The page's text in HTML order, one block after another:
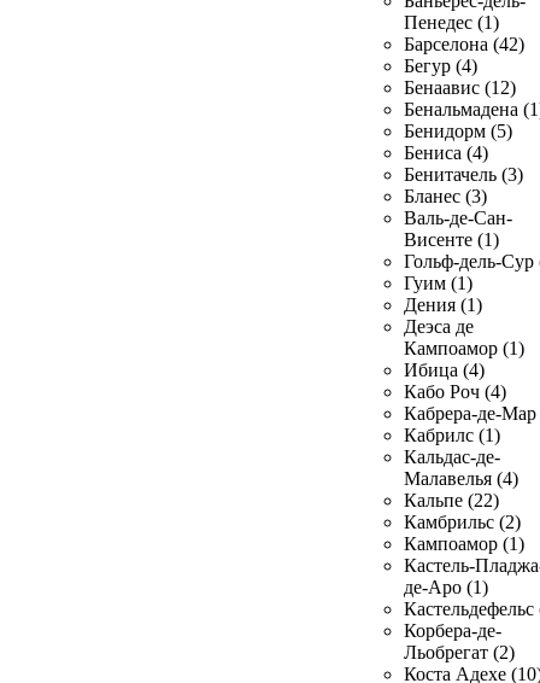
Пенедес (1)
Барселона (42)
Бегур (4)
Бенаавис (12)
Бенальмадена
Бенидорм (5)
Бениса (4)
Бенитачель (3)
Бланес (3)
Валь-де-Сан-
Висенте (1)
Гольф-дель-Сур
Гуим (1)
Дения (1)
Деэса де
Кампоамор (1)
Ибица (4)
Кабо Роч (4)
Кабрера-де-Мар
Кабрилс (1)
Кальдас-де-
Малавелья (4)
Кальпе (22)
Камбрильс (2)
Кампоамор (1)
Кастель-
де-Аро (1)
Кастельдефельс
Корбера-де-
Льобрегат (2)
Коста Адехе